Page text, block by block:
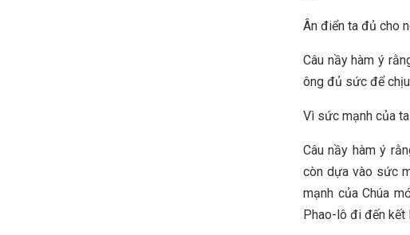
Ân điển ta đủ cho
Câu nầy hàm ý
ông đủ sức để
Vì sức mạnh của
Câu nầy hàm ý
còn dựa vào sức
mạnh của Chúa
Phao-lô đi đến kết